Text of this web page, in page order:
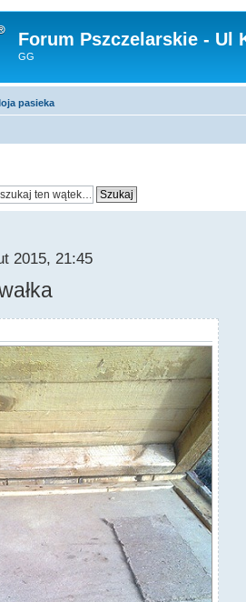
Forum Pszczelarskie - Ul
GG
pasieka
2015, 21:45